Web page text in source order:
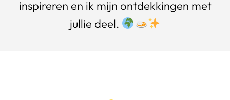
inspireren en ik mijn ontdekkingen met
jullie deel.